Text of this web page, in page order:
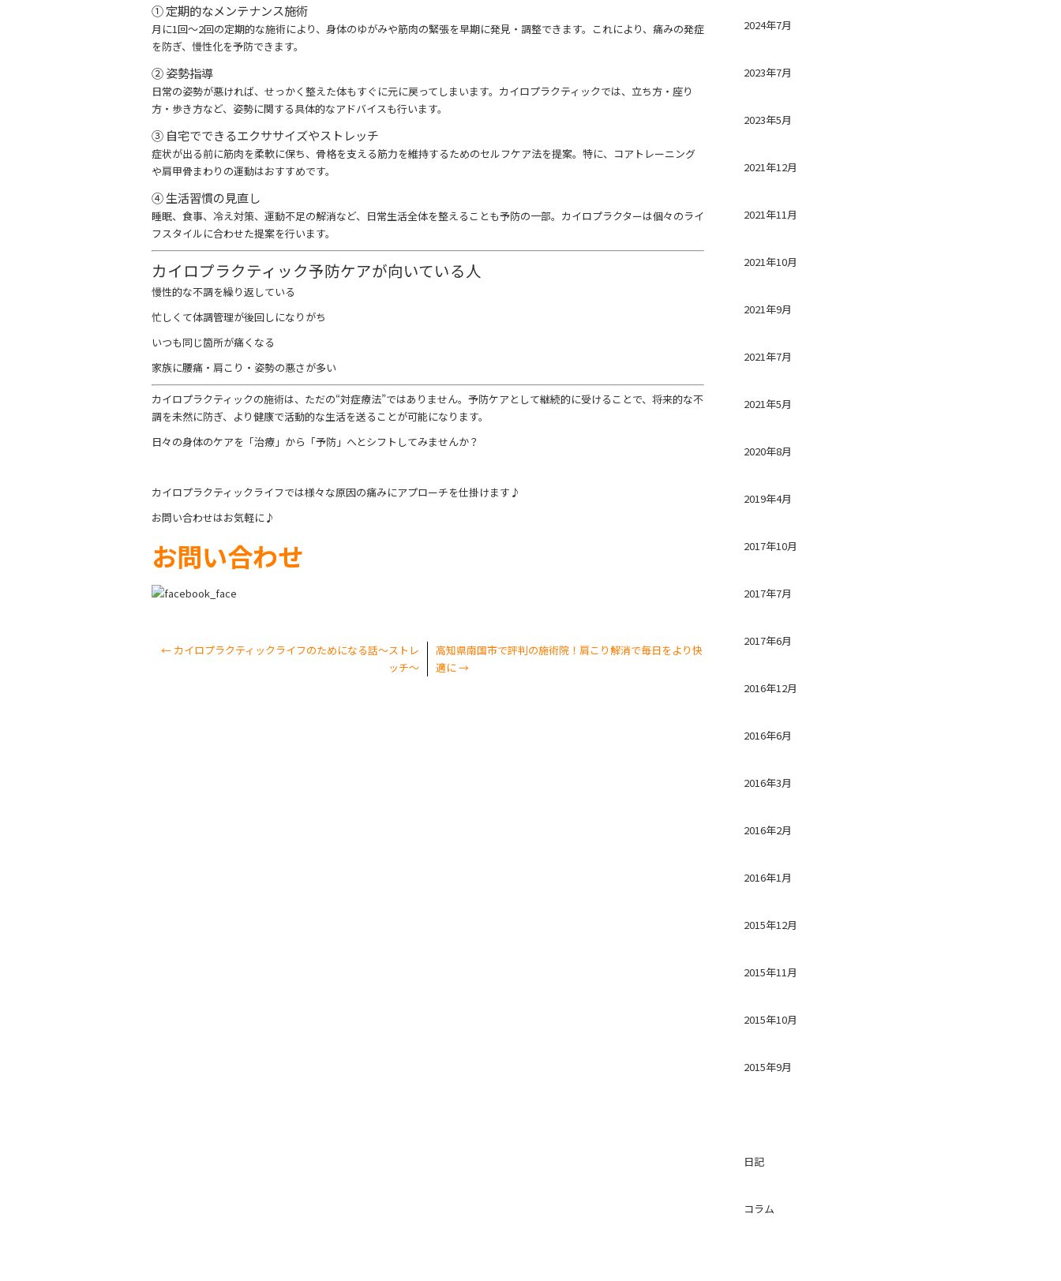
① 定期的なメンテナンス施術
月に1回〜2回の定期的な施術により、身体のゆがみや筋肉の緊張を早期に発見・調整できます。これにより、痛みの発症
を防ぎ、慢性化を予防できます。
② 姿勢指導
日常の姿勢が悪ければ、せっかく整えた体もすぐに元に戻ってしまいます。カイロプラクティックでは、立ち方・座り
方・歩き方など、姿勢に関する具体的なアドバイスも行います。
③ 自宅でできるエクササイズやストレッチ
症状が出る前に筋肉を柔軟に保ち、骨格を支える筋力を維持するためのセルフケア法を提案。特に、コアトレーニング
や肩甲骨まわりの運動はおすすめです。
④ 生活習慣の見直し
睡眠、食事、冷え対策、運動不足の解消など、日常生活全体を整えることも予防の一部。カイロプラクターは個々のライ
フスタイルに合わせた提案を行います。
カイロプラクティック予防ケアが向いている人
慢性的な不調を繰り返している
忙しくて体調管理が後回しになりがち
いつも同じ箇所が痛くなる
家族に腰痛・肩こり・姿勢の悪さが多い
カイロプラクティックの施術は、ただの“対症療法”ではありません。予防ケアとして継続的に受けることで、将来的な不
調を未然に防ぎ、より健康で活動的な生活を送ることが可能になります。
日々の身体のケアを「治療」から「予防」へとシフトしてみませんか？
カイロプラクティックライフでは様々な原因の痛みにアプローチを仕掛けます♪
お問い合わせはお気軽に♪
お問い合わせ
← カイロプラクティックライフのためになる話～ストレ
ッチ～
高知県南国市で評判の施術院！肩こり解消で毎日をより快
適に→
2024年7月
2023年7月
2023年5月
2021年12月
2021年11月
2021年10月
2021年9月
2021年7月
2021年5月
2020年8月
2019年4月
2017年10月
2017年7月
2017年6月
2016年12月
2016年6月
2016年3月
2016年2月
2016年1月
2015年12月
2015年11月
2015年10月
2015年9月
日記
コラム